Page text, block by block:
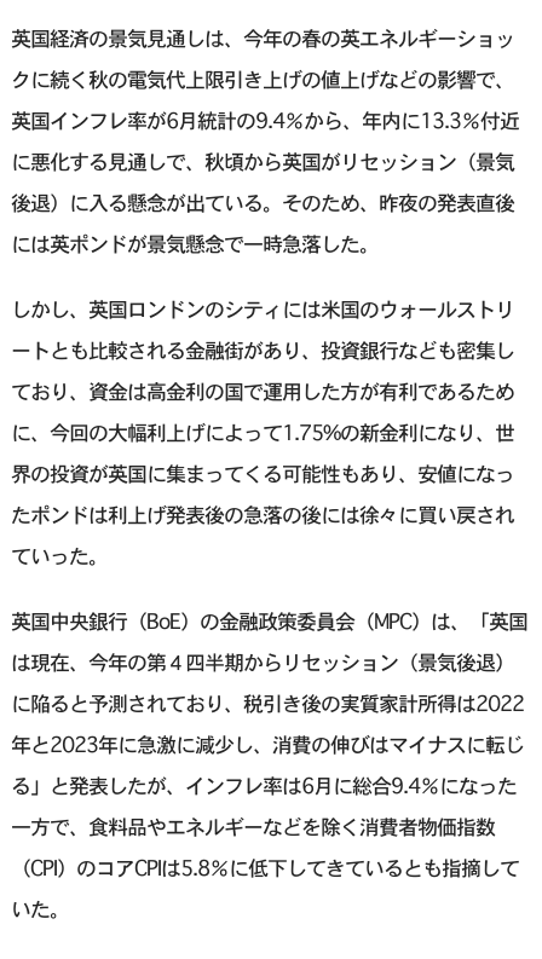
英国経済の景気見通しは、今年の春の英エネルギーショッ
クに続く秋の電気代上限引き上げの値上げなどの影響で、
英国インフレ率が6月統計の9.4％から、年内に13.3％付近
に悪化する見通しで、秋頃から英国がリセッション（景気
後退）に入る懸念が出ている。そのため、昨夜の発表直後
には英ポンドが景気懸念で一時急落した。
しかし、英国ロンドンのシティには米国のウォールストリ
ートとも比較される金融街があり、投資銀行なども密集し
ており、資金は高金利の国で運用した方が有利であるため
に、今回の大幅利上げによって1.75%の新金利になり、世
界の投資が英国に集まってくる可能性もあり、安値になっ
たポンドは利上げ発表後の急落の後には徐々に買い戻され
ていった。
英国中央銀行（BoE）の金融政策委員会（MPC）は、「英国
は現在、今年の第４四半期からリセッション（景気後退）
に陥ると予測されており、税引き後の実質家計所得は2022
年と2023年に急激に減少し、消費の伸びはマイナスに転じ
る」と発表したが、インフレ率は6月に総合9.4％になった
一方で、食料品やエネルギーなどを除く消費者物価指数
（CPI）のコアCPIは5.8％に低下してきているとも指摘して
いた。